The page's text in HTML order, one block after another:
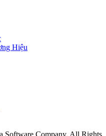
Hiệu
Software Company. All Rights